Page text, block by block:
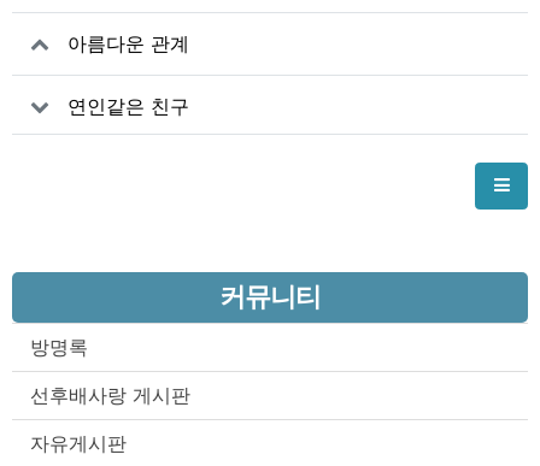
아름다운 관계
연인같은 친구
커뮤니티
방명록
선후배사랑 게시판
자유게시판